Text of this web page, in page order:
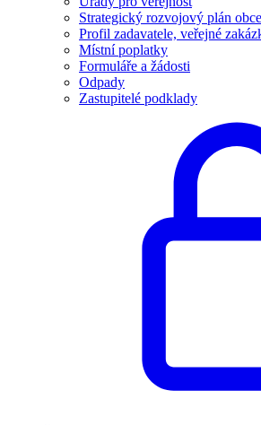
Strategický rozvojový plán obce
Profil zadavatele, veřejné
Místní poplatky
Formuláře a žádosti
Odpady
Zastupitelé podklady